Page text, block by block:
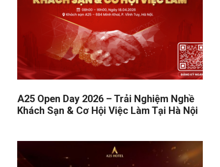
A25 Open Day 2026 – Trải Nghiệm Nghề
Khách Sạn & Cơ Hội Việc Làm Tại Hà Nội